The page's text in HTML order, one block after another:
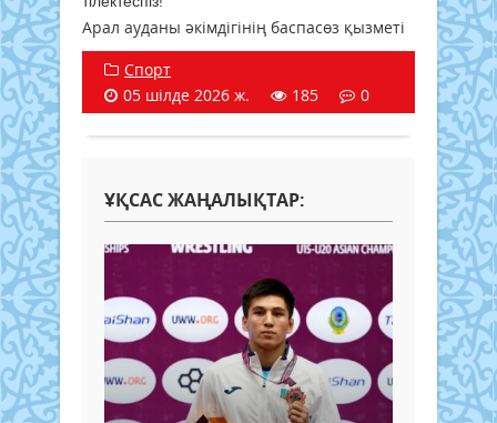
Арал ауданы әкімдігінің баспасөз қызметі
Спорт
05 шілде 2026 ж.
185 0
ҰҚСАС ЖАҢАЛЫҚТАР: